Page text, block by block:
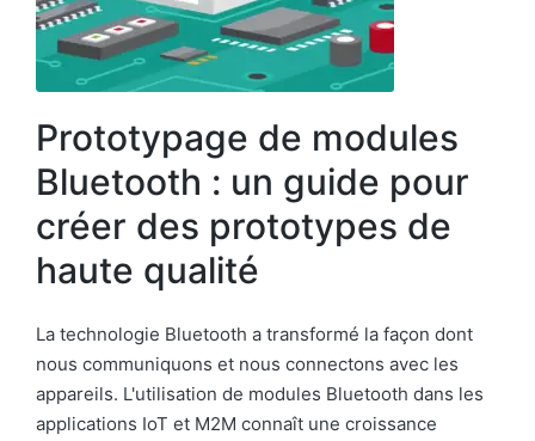
Prototypage de modules
Bluetooth : un guide pour
créer des prototypes de
haute qualité
La technologie Bluetooth a transformé la façon dont
nous communiquons et nous connectons avec les
appareils. L'utilisation de modules Bluetooth dans les
applications IoT et M2M connaît une croissance